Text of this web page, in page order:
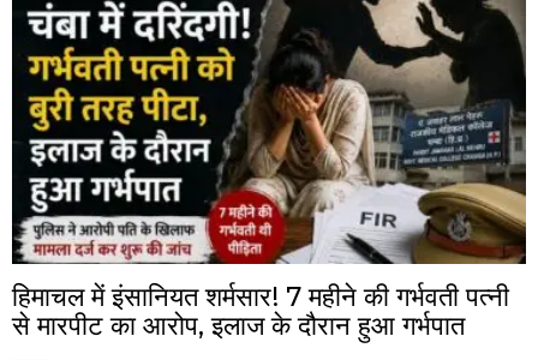
हिमाचल में इंसानियत शर्मसार! 7 महीने की गर्भवती पत्नी
से मारपीट का आरोप, इलाज के दौरान हुआ गर्भपात